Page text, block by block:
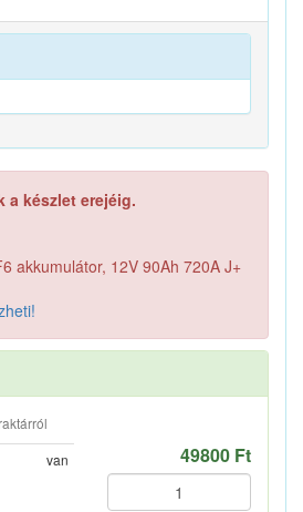
a készlet erejéig.
akkumulátor, 12V 90Ah 720A J+
van 49800 Ft